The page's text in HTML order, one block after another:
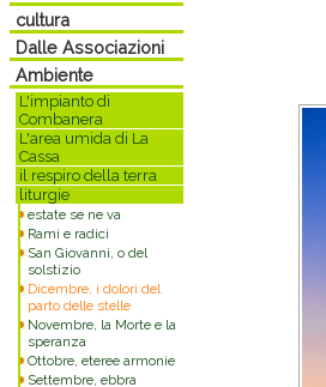
cultura
Dalle Associazioni
Ambiente
L'impianto di
Combanera
L'area umida di La
Cassa
il respiro della terra
liturgie
estate se ne va
Rami e radici
San Giovanni, o del
solstizio
Dicembre, i dolori del
parto delle stelle
Novembre, la Morte e la
speranza
Ottobre, eteree armonie
Settembre, ebbra